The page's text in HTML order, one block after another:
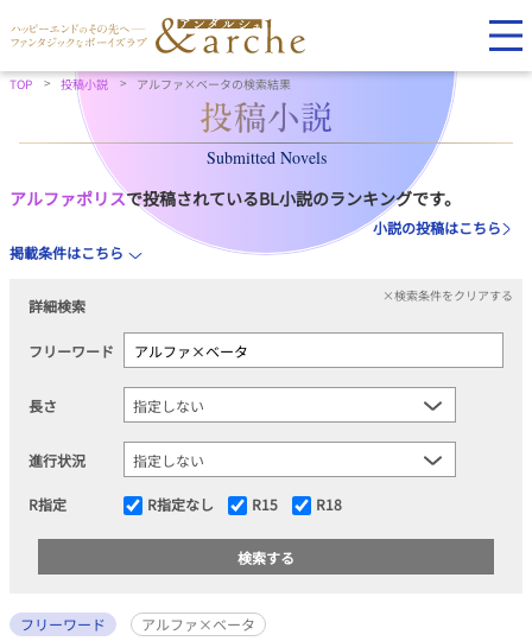
TOP 投稿小説 アルファ×ベータの検索結果
Submitted Novels
アルファポリスで投稿されているBL小説のランキングです。
小説の投稿はこちら
掲載条件はこちら
詳細検索
×検索条件をクリアする
フリーワード
長さ
進行状況
R指定 R指定なし R15 R18
フリーワード
アルファ×ベータ